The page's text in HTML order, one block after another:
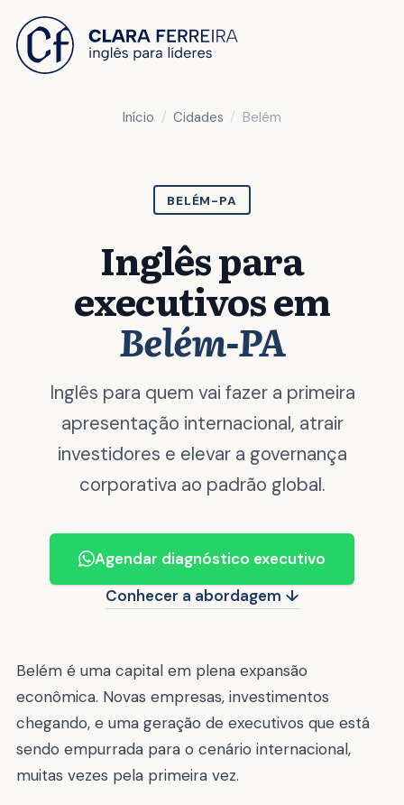
Início Cidades Belém
BELÉM-PA
Inglês para
executivos em
Belém-PA
Inglês para quem vai fazer a primeira
apresentação internacional, atrair
investidores e elevar a governança
corporativa ao padrão global.
Agendar diagnóstico executivo
Conhecer a abordagem ↓
Belém é uma capital em plena expansão
econômica. Novas empresas, investimentos
chegando, e uma geração de executivos que está
sendo empurrada para o cenário internacional,
muitas vezes pela primeira vez.